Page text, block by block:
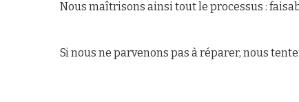
Nous maîtrisons ainsi tout le processus :
Si nous ne parvenons pas à réparer, nous